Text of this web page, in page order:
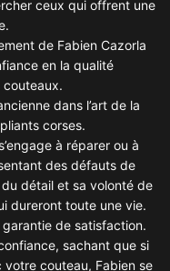
ceux qui offrent une
de Fabien Cazorla
en la qualité
couteaux.
dans l’art de la
corses.
à réparer ou à
des défauts de
détail et sa volonté de
dureront toute une vie.
de satisfaction.
sachant que si
couteau, Fabien se